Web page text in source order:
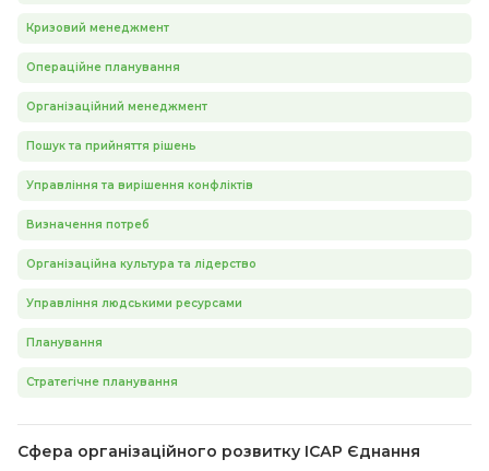
Кризовий менеджмент
Операційне планування
Організаційний менеджмент
Пошук та прийняття рішень
Управління та вирішення конфліктів
Визначення потреб
Організаційна культура та лідерство
Управління людськими ресурсами
Планування
Стратегічне планування
Сфера організаційного розвитку ІСАР Єднання